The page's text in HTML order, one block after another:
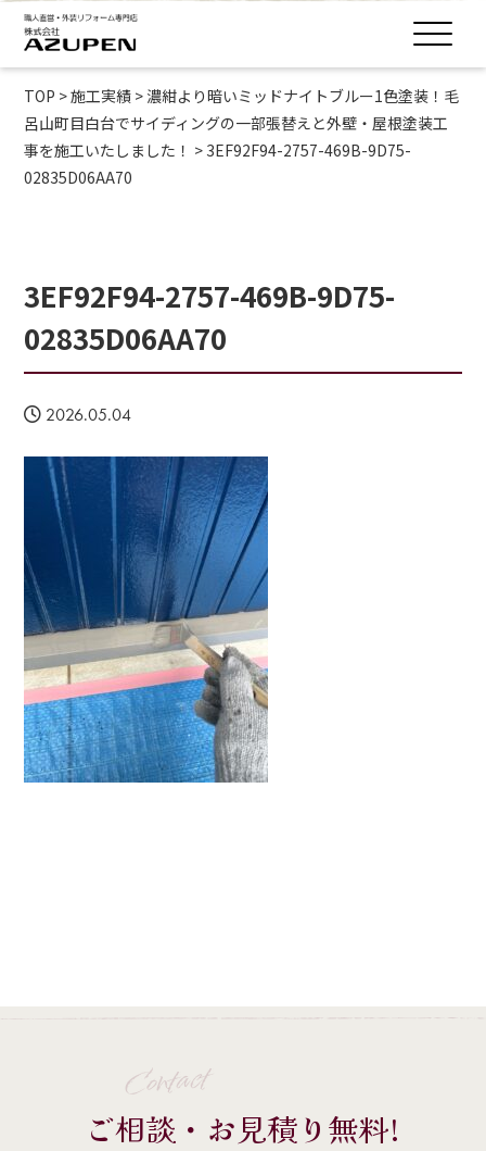
TOP >施工実績 > 濃紺より暗いミッドナイトブルー1色塗装！毛
呂山町目白台でサイディングの一部張替えと外壁・屋根塗装工
事を施工いたしました！ > 3EF92F94-2757-469B-9D75-
02835D06AA70
3EF92F94-2757-469B-9D75-
02835D06AA70
2026.05.04
Contact
ご相談・お見積り無料!